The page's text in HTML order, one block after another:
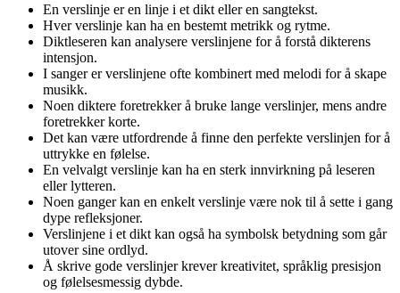
En verslinje er en linje i et dikt eller en sangtekst.
Hver verslinje kan ha en bestemt metrikk og rytme.
Diktleseren kan analysere verslinjene for å forstå dikterens
intensjon.
I sanger er verslinjene ofte kombinert med melodi for å skape
musikk.
Noen diktere foretrekker å bruke lange verslinjer, mens andre
foretrekker korte.
Det kan være utfordrende å finne den perfekte verslinjen for å
uttrykke en følelse.
En velvalgt verslinje kan ha en sterk innvirkning på leseren
eller lytteren.
Noen ganger kan en enkelt verslinje være nok til å sette i gang
dype refleksjoner.
Verslinjene i et dikt kan også ha symbolsk betydning som går
utover sine ordlyd.
Å skrive gode verslinjer krever kreativitet, språklig presisjon
og følelsesmessig dybde.